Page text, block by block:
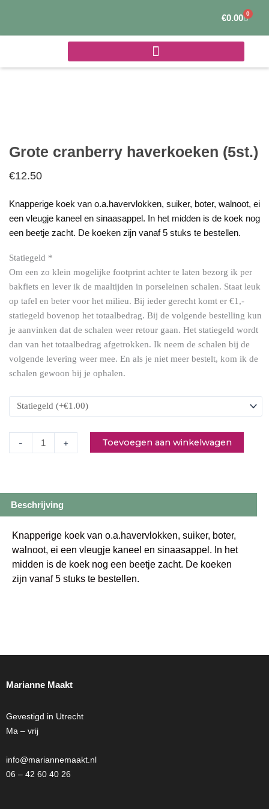
de
€0.00 0
Grote cranberry haverkoeken (5st.)
€12.50
Knapperige koek van o.a.havervlokken, suiker, boter, walnoot, ei
een vleugje kaneel en sinaasappel. In het midden is de koek nog
een beetje zacht. De koeken zijn vanaf 5 stuks te bestellen.
Statiegeld *
Om een zo klein mogelijke footprint achter te laten bezorg ik per
bakfiets en lever ik de maaltijden in porseleinen schalen. Staat leuk
op tafel en beter voor het milieu. Bij ieder gerecht komt er €1,-
statiegeld bovenop het totaalbedrag. Bij de volgende bestelling kun
je aanvinken dat de schalen weer retour gaan. Het statiegeld wordt
dan van het totaalbedrag afgetrokken. Ik neem de schalen bij de
volgende levering weer mee. En als je niet meer bestelt, kom ik de
schalen gewoon bij je ophalen.
-
Grote
cranberry
haverkoeken
(5st.)
aantal
+ Toevoegen aan winkelwagen
Beschrijving
Knapperige koek van o.a.havervlokken, suiker, boter,
walnoot, ei een vleugje kaneel en sinaasappel. In het
midden is de koek nog een beetje zacht. De koeken
zijn vanaf 5 stuks te bestellen.
Marianne Maakt
Gevestigd in Utrecht
Ma – vrij
info@mariannemaakt.nl
06 – 42 60 40 26